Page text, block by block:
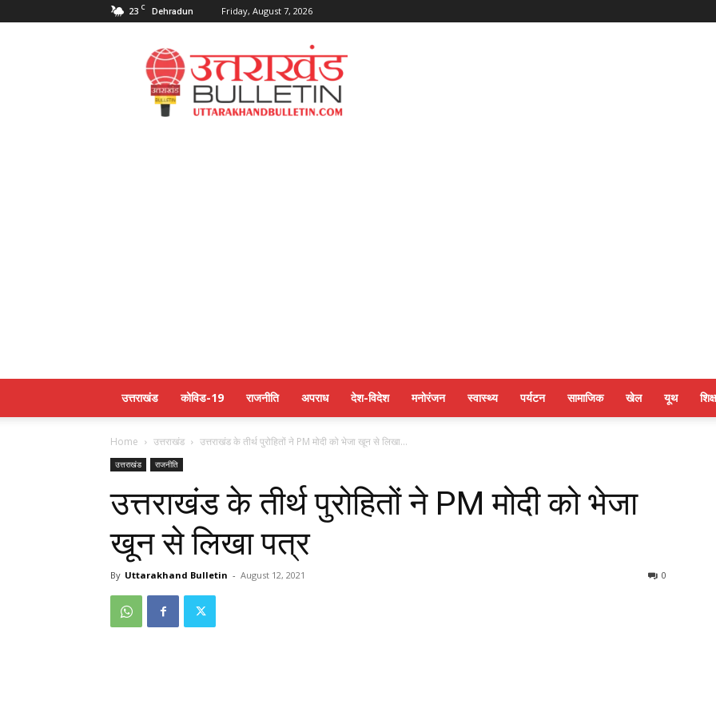
23 C Dehradun Friday, August 7, 2026
Uttarakahnd
Bulletin
उत्तराखंड कोविड-19 राजनीति अपराध देश-विदेश मनोरंजन स्वास्थ्य पर्यटन सामाजिक खेल यूथ
Home उत्तराखंड उत्तराखंड के तीर्थ पुरोहितों ने PM मोदी को भेजा खून से लिखा...
उत्तराखंड राजनीति
उत्तराखंड के तीर्थ पुरोहितों ने PM मोदी को भेजा
खून से लिखा पत्र
By Uttarakhand Bulletin - August 12, 2021 0